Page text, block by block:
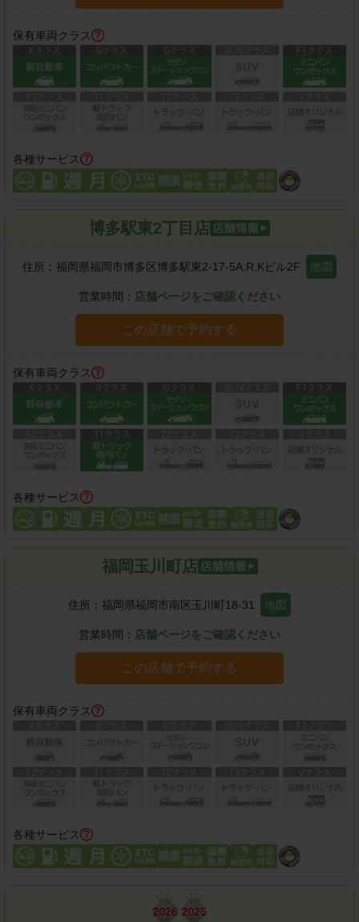
保有車両クラス
各種サービス
博多駅東2丁目店
住所： 福岡県福岡市博多区博多駅東2-17-5A.R.Kビル2F 地図
営業時間： 店舗ページをご確認ください
この店舗で予約する
保有車両クラス
各種サービス
福岡玉川町店
住所： 福岡県福岡市南区玉川町18-31 地図
営業時間： 店舗ページをご確認ください
この店舗で予約する
保有車両クラス
各種サービス